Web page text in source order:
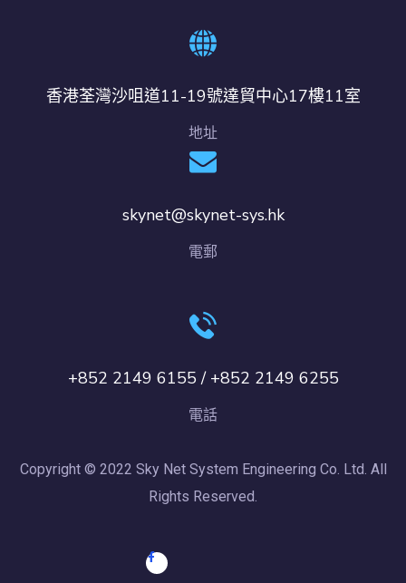
香港荃灣沙咀道11-19號達貿中心17樓11室
地址
skynet@skynet-sys.hk
電郵
+852 2149 6155 / +852 2149 6255
電話
Copyright © 2022 Sky Net System Engineering Co. Ltd. All
Rights Reserved.